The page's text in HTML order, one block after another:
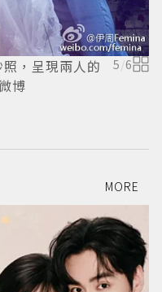
，呈現兩人的
博
5/6
MORE